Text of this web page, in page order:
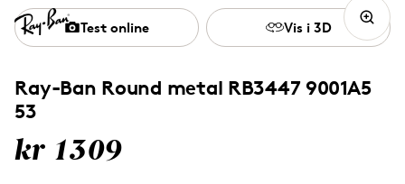
Ray-Ban Round metal RB3447 9001A5
53
kr 1309
Test online Vis i 3D